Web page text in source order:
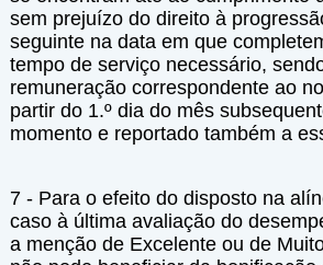
sem prejuízo do direito à
seguinte na data em que
tempo de serviço necessário,
remuneração correspondente ao
partir do 1.º dia do mês
momento e reportado também a
7 - Para o efeito do disposto na
caso à última avaliação do
a menção de Excelente ou de